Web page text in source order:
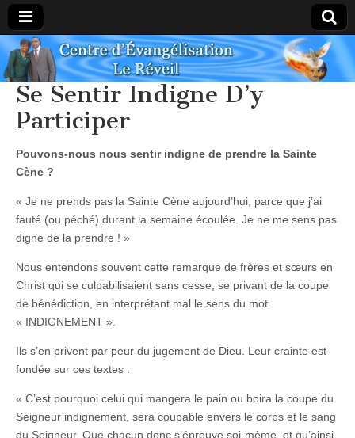
Centre
Évangélique
Le Réveil
Se Sentir Indigne D’y
Participer
Pouvons-nous nous sentir indigne de prendre la Sainte
Cène ?
« Je ne prends pas la Sainte Cène aujourd’hui, parce que j’ai
fauté (ou péché) durant la semaine écoulée. Je ne me sens pas
digne de la prendre ! »
Nous entendons souvent cette remarque de frères et sœurs en
Christ qui se culpabilisaient sans cesse, se privant de la coupe
de bénédiction, en interprétant mal le sens du mot
« INDIGNEMENT ».
Ils s’en privent par peur du jugement de Dieu. Leur crainte est
fondée sur ces textes :
« C’est pourquoi celui qui mangera le pain ou boira la coupe du
Seigneur indignement, sera coupable envers le corps et le sang
du Seigneur. Que chacun donc s’éprouve soi-même, et qu’ainsi